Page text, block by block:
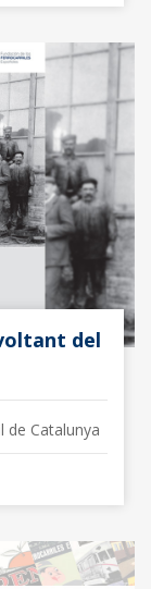
del
de Catalunya